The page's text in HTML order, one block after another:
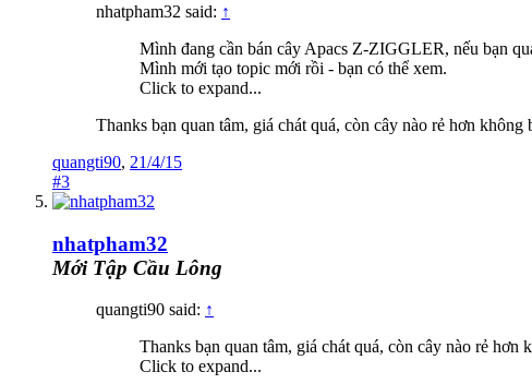
nhatpham32 said: ↑
Mình đang cần bán cây Apacs Z-ZIGGLER, nếu bạn
Mình mới tạo topic mới rồi - bạn có thể xem.
Click to expand...
Thanks bạn quan tâm, giá chát quá, còn cây nào rẻ hơn không
quangti90, 21/4/15
#3
nhatpham32
Mới Tập Cầu Lông
quangti90 said: ↑
Thanks bạn quan tâm, giá chát quá, còn cây nào rẻ hơn
Click to expand...